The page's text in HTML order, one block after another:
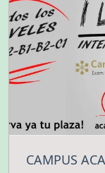
CAMPUS